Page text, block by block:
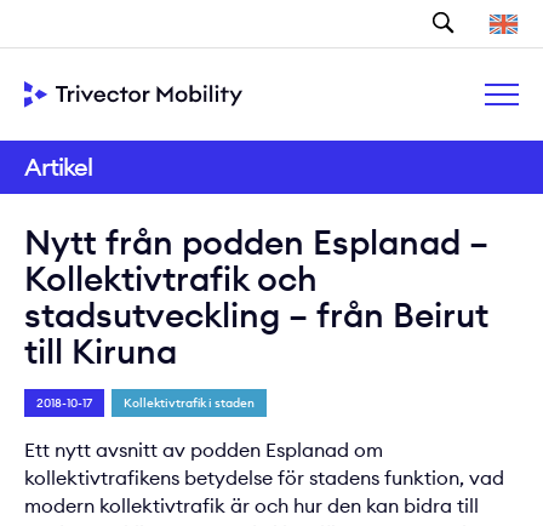
Sök
Artikel
Nytt från podden Esplanad –
Kollektivtrafik och
stadsutveckling – från Beirut
till Kiruna
2018-10-17 Kollektivtrafik i staden
Ett nytt avsnitt av podden Esplanad om
kollektivtrafikens betydelse för stadens funktion, vad
modern kollektivtrafik är och hur den kan bidra till